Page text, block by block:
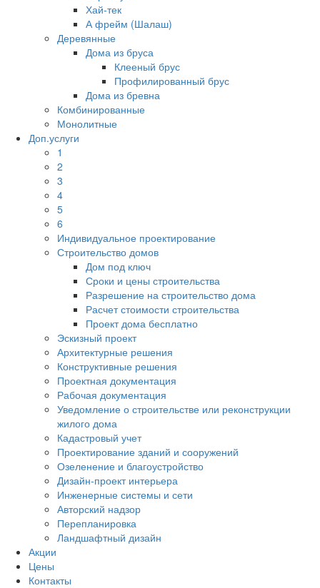
Хай-тек
А фрейм (Шалаш)
Деревянные
Дома из бруса
Клееный брус
Профилированный брус
Дома из бревна
Комбинированные
Монолитные
Доп.услуги
1
2
3
4
5
6
Индивидуальное проектирование
Строительство домов
Дом под ключ
Сроки и цены строительства
Разрешение на строительство дома
Расчет стоимости строительства
Проект дома бесплатно
Эскизный проект
Архитектурные решения
Конструктивные решения
Проектная документация
Рабочая документация
Уведомление о строительстве или реконструкции
жилого дома
Кадастровый учет
Проектирование зданий и сооружений
Озеленение и благоустройство
Дизайн-проект интерьера
Инженерные системы и сети
Авторский надзор
Перепланировка
Ландшафтный дизайн
Акции
Цены
Контакты